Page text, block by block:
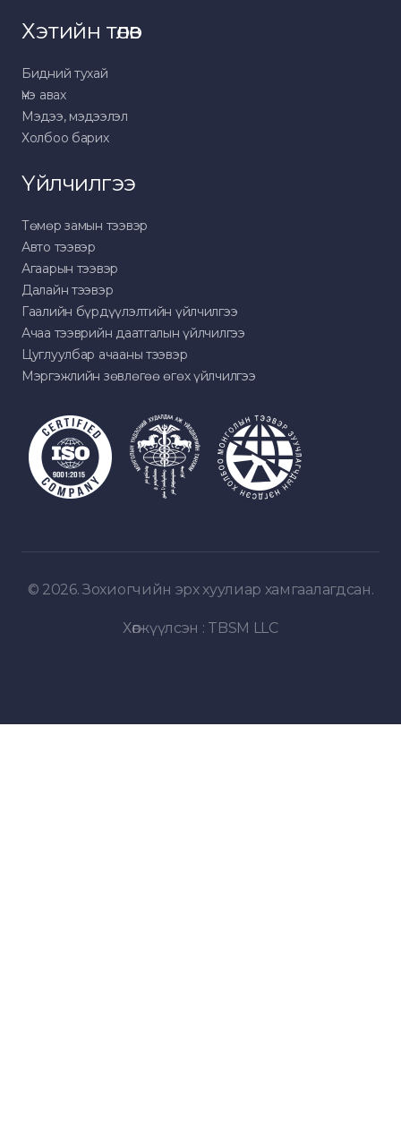
Хэтийн төлөв
Бидний тухай
Үнэ авах
Мэдээ, мэдээлэл
Холбоо барих
Үйлчилгээ
Төмөр замын тээвэр
Авто тээвэр
Агаарын тээвэр
Далайн тээвэр
Гаалийн бүрдүүлэлтийн үйлчилгээ
Ачаа тээврийн даатгалын үйлчилгээ
Цуглуулбар ачааны тээвэр
Мэргэжлийн зөвлөгөө өгөх үйлчилгээ
© 2026. Зохиогчийн эрх хуулиар хамгаалагдсан.
Хөгжүүлсэн : TBSM LLC